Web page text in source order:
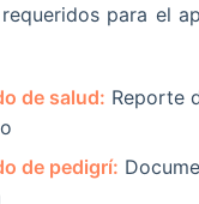
para el
de salud: Reporte
de pedigrí: